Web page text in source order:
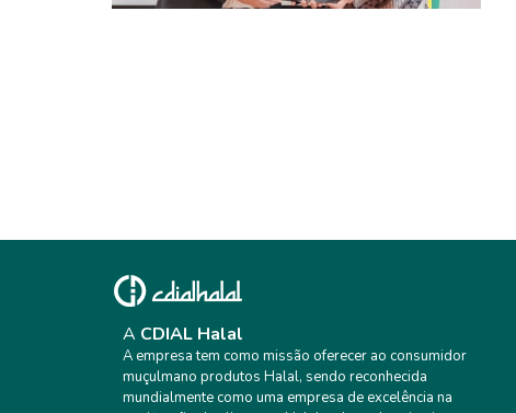
A CDIAL Halal
A empresa tem como missão oferecer ao consumidor
muçulmano produtos Halal, sendo reconhecida
mundialmente como uma empresa de excelência na